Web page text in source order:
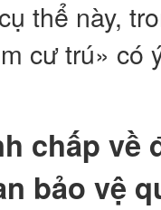
thể này,
cư trú» có
chấp về
bảo vệ